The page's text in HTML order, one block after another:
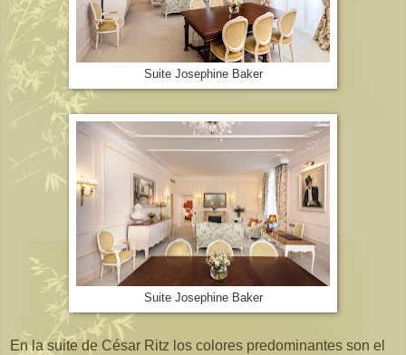
Suite Josephine Baker
Suite Josephine Baker
En la suite de César Ritz los colores predominantes son el